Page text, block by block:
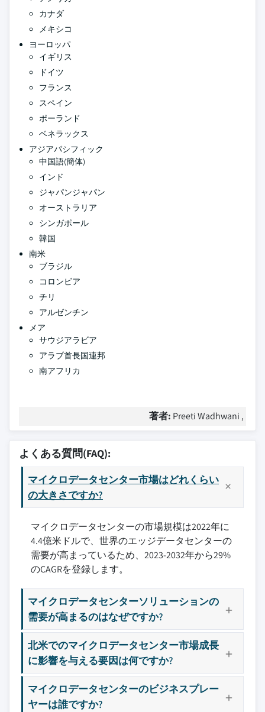
カナダ
メキシコ
ヨーロッパ
イギリス
ドイツ
フランス
スペイン
ポーランド
ベネラックス
アジアパシフィック
中国語(簡体)
インド
ジャパンジャパン
オーストラリア
シンガポール
韓国
南米
ブラジル
コロンビア
チリ
アルゼンチン
メア
サウジアラビア
アラブ首長国連邦
南アフリカ
著者: Preeti Wadhwani ,
よくある質問(FAQ):
マイクロデータセンター市場はどれくらい
の大きさですか?
マイクロデータセンターの市場規模は2022年に
4.4億米ドルで、世界のエッジデータセンターの
需要が高まっているため、2023-2032年から29%
のCAGRを登録します。
マイクロデータセンターソリューションの
需要が高まるのはなぜですか?
北米でのマイクロデータセンター市場成長
に影響を与える要因は何ですか?
マイクロデータセンターのビジネスプレー
ヤーは誰ですか?